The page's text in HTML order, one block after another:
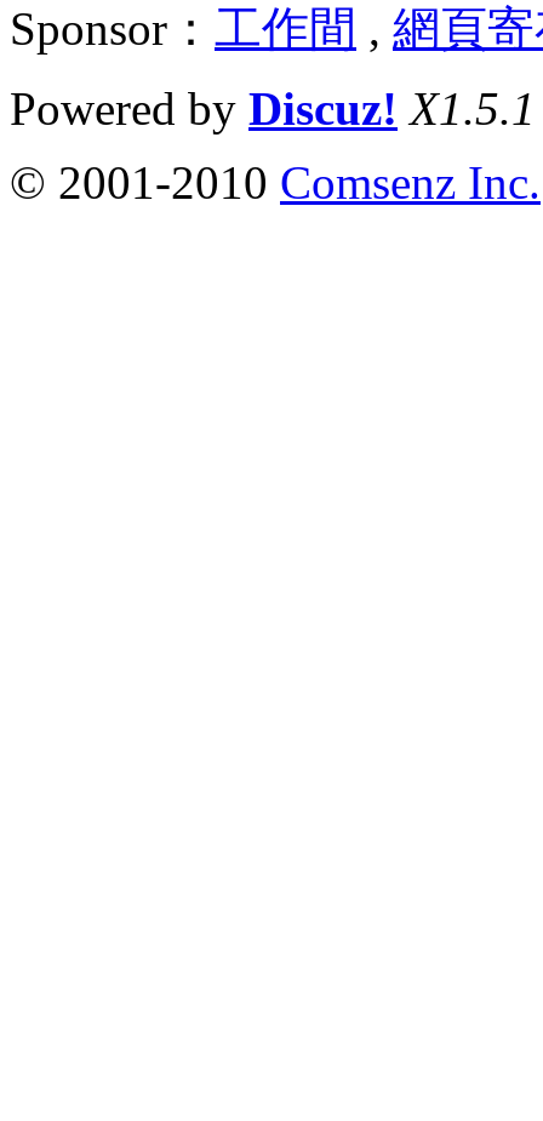
Sponsor： 工作間 , 網頁
Powered by Discuz! X1.5.1
© 2001-2010 Comsenz Inc.